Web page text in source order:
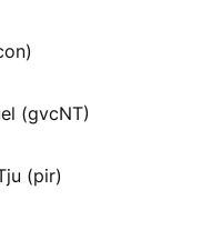
(gvcNT)
(pir)